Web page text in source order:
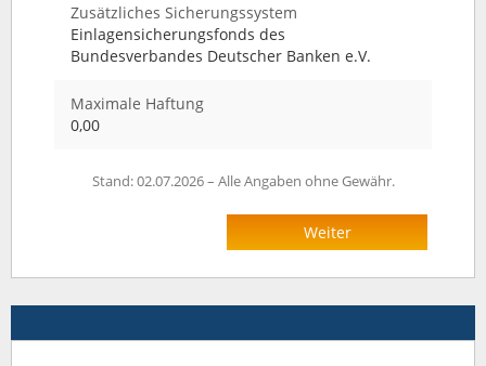
Zusätzliches Sicherungssystem
Einlagensicherungsfonds des
Bundesverbandes Deutscher Banken e.V.
Maximale Haftung
0,00
Stand: 02.07.2026 – Alle Angaben ohne Gewähr.
Weiter